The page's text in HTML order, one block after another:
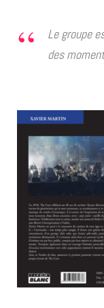
Le groupe
des